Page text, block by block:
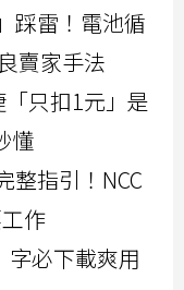
踩雷！電池循
賣家手法
只扣1元」是
懂
整指引！NCC
作
字必下載爽用